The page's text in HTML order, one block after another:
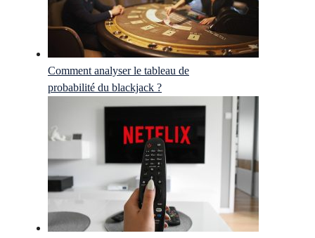
Comment analyser le tableau de
probabilité du blackjack ?